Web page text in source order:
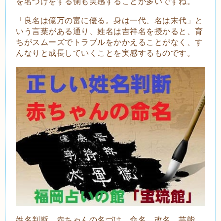
「良名は億万の富に優る。身は一代、名は末代」と
いう言葉がある通り、姓名は吉祥名を授かると、育
ちがスムーズでトラブルをかかえることがなく、す
んなりと成長していくことを実感するものです。